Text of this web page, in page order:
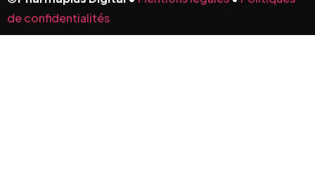
de confidentialités